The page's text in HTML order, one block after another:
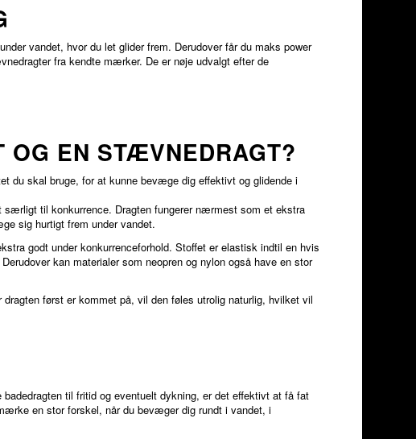
vandet, hvor du let glider frem. Derudover får du maks power
fra kendte mærker. De er nøje udvalgt efter de
OG EN STÆVNEDRAGT?
du skal bruge, for at kunne bevæge dig effektivt og glidende i
til konkurrence. Dragten fungerer nærmest som et ekstra
sig hurtigt frem under vandet.
godt under konkurrenceforhold. Stoffet er elastisk indtil en hvis
kan materialer som neopren og nylon også have en stor
først er kommet på, vil den føles utrolig naturlig, hvilket vil
til fritid og eventuelt dykning, er det effektivt at få fat
en stor forskel, når du bevæger dig rundt i vandet, i